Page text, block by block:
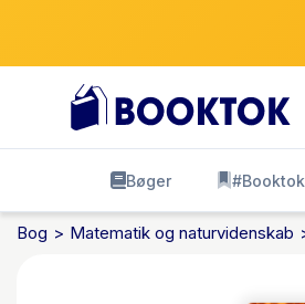
Bøger #Booktok
Bog Matematik og naturvidenskab